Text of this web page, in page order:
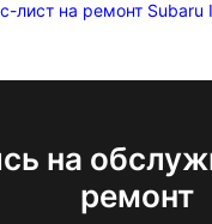
лист на ремонт Subaru
на
ремонт